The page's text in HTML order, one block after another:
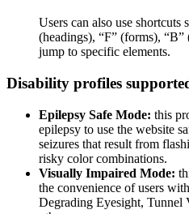
Users can also use shortcuts
(headings), “F” (forms),
jump to specific elements.
Disability profiles
Epilepsy Safe Mode: this
epilepsy to use the website
seizures that result from
risky color combinations.
Visually Impaired Mode:
the convenience of users
Degrading Eyesight, Tunnel